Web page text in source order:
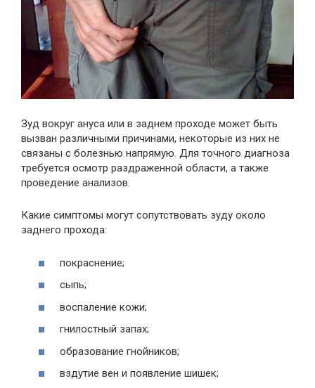
Зуд вокруг ануса или в заднем проходе может быть
вызван различными причинами, некоторые из них не
связаны с болезнью напрямую. Для точного диагноза
требуется осмотр раздраженной области, а также
проведение анализов.
Какие симптомы могут сопутствовать зуду около
заднего прохода:
покраснение;
сыпь;
воспаление кожи;
гнилостный запах;
образование гнойников;
вздутие вен и появление шишек;